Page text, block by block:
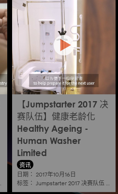
健康老龄化 healthy ageing
【Jumpstarter 2017 决
赛队伍】健康老龄化
Healthy Ageing -
Human Washer
Limited
资讯
日期： 2017年10月16日
标签： Jumpstarter 2017 决赛队伍